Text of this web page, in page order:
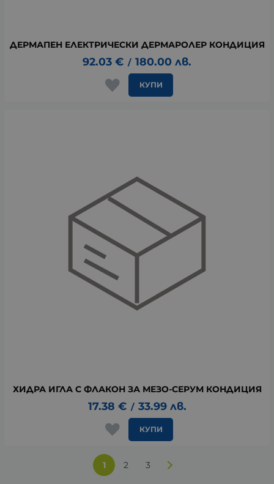
ДЕРМАПЕН ЕЛЕКТРИЧЕСКИ ДЕРМАРОЛЕР КОНДИЦИЯ
92.03 € / 180.00 лв.
КУПИ
ХИДРА ИГЛА С ФЛАКОН ЗА МЕЗО-СЕРУМ КОНДИЦИЯ
17.38 € / 33.99 лв.
КУПИ
1 2 3